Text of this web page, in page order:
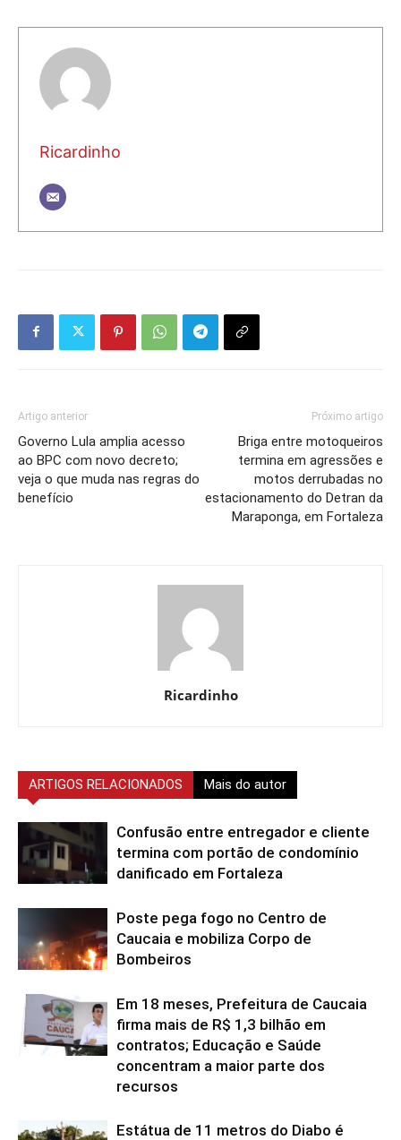
Ricardinho
Artigo anterior
Governo Lula amplia acesso
ao BPC com novo decreto;
veja o que muda nas regras do
benefício
Próximo artigo
Briga entre motoqueiros
termina em agressões e
motos derrubadas no
estacionamento do Detran da
Maraponga, em Fortaleza
Ricardinho
ARTIGOS RELACIONADOS Mais do autor
Confusão entre entregador e cliente
termina com portão de condomínio
danificado em Fortaleza
Poste pega fogo no Centro de
Caucaia e mobiliza Corpo de
Bombeiros
Em 18 meses, Prefeitura de Caucaia
firma mais de R$ 1,3 bilhão em
contratos; Educação e Saúde
concentram a maior parte dos
recursos
Estátua de 11 metros do Diabo é